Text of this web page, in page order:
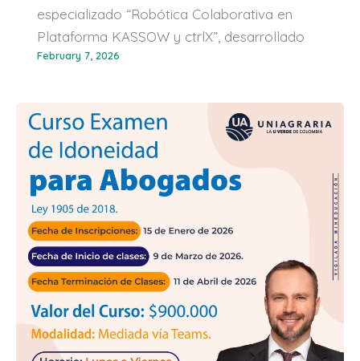
especializado “Robótica Colaborativa en
Plataforma KASSOW y ctrlX”, desarrollado
February 7, 2026